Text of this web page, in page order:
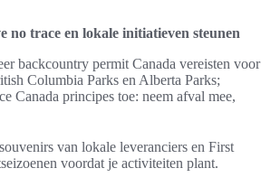
no trace en lokale initiatieven steunen
backcountry permit Canada vereisten voor
Columbia Parks en Alberta Parks;
Canada principes toe: neem afval mee,
van lokale leveranciers en First
voordat je activiteiten plant.